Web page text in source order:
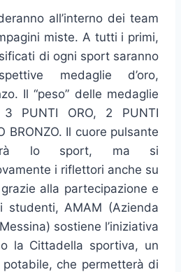
all’interno dei team
miste. A tutti i primi,
di ogni sport saranno
medaglie d’oro,
Il “peso” delle medaglie
PUNTI ORO, 2 PUNTI
BRONZO. Il cuore pulsante
lo sport, ma si
i riflettori anche su
alla partecipazione e
studenti, AMAM (Azienda
sostiene l’iniziativa
la Cittadella sportiva, un
che permetterà di